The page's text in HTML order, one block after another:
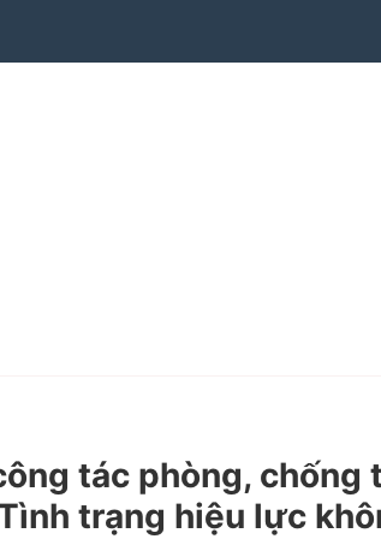
tác phòng,
trạng hiệu lực